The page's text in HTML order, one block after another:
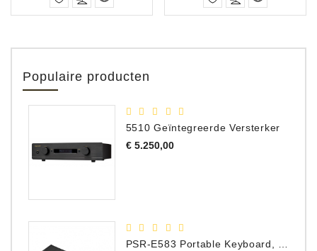
Populaire producten
5510 Geïntegreerde Versterker
€ 5.250,00Prijs
PSR-E583 Portable Keyboard, 61 Toetsen